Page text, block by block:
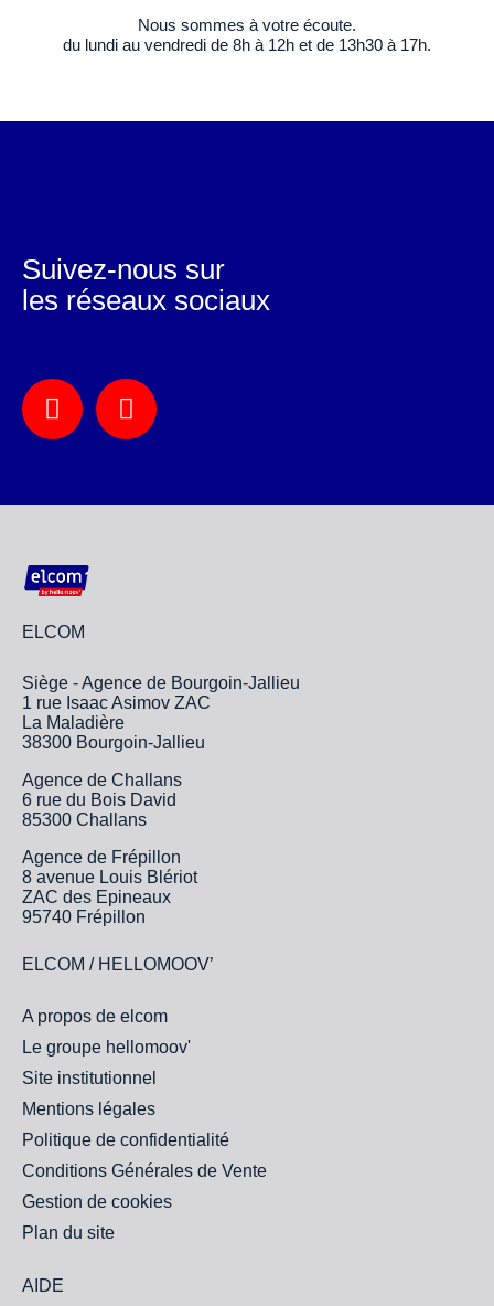
Nous sommes à votre écoute.
du lundi au vendredi de 8h à 12h et de 13h30 à 17h.
ELCOM
Siège - Agence de Bourgoin-Jallieu
1 rue Isaac Asimov ZAC
La Maladière
38300 Bourgoin-Jallieu
Agence de Challans
6 rue du Bois David
85300 Challans
Agence de Frépillon
8 avenue Louis Blériot
ZAC des Epineaux
95740 Frépillon
ELCOM / HELLOMOOV’
A propos de elcom
Le groupe hellomoov'
Site institutionnel
Mentions légales
Politique de confidentialité
Conditions Générales de Vente
Gestion de cookies
Plan du site
AIDE
Suivez-nous sur
les réseaux sociaux